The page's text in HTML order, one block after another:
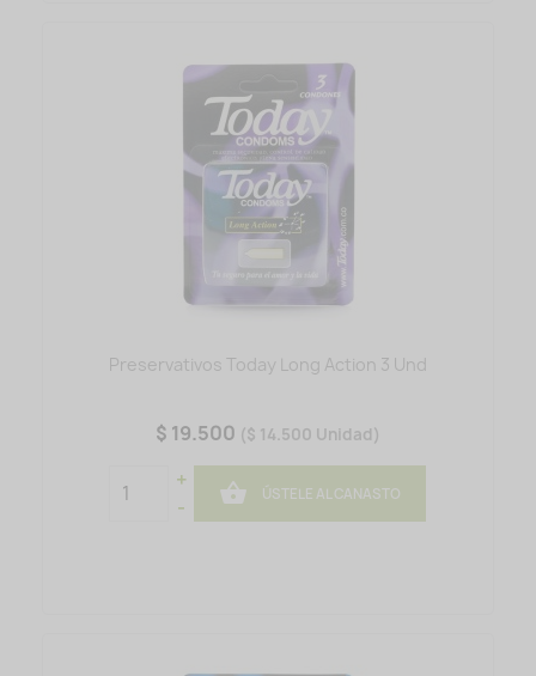
Preservativos Today Long Action 3 Und
$ 19.500 ($ 14.500 Unidad)
+
-
 ÚSTELE AL CANASTO